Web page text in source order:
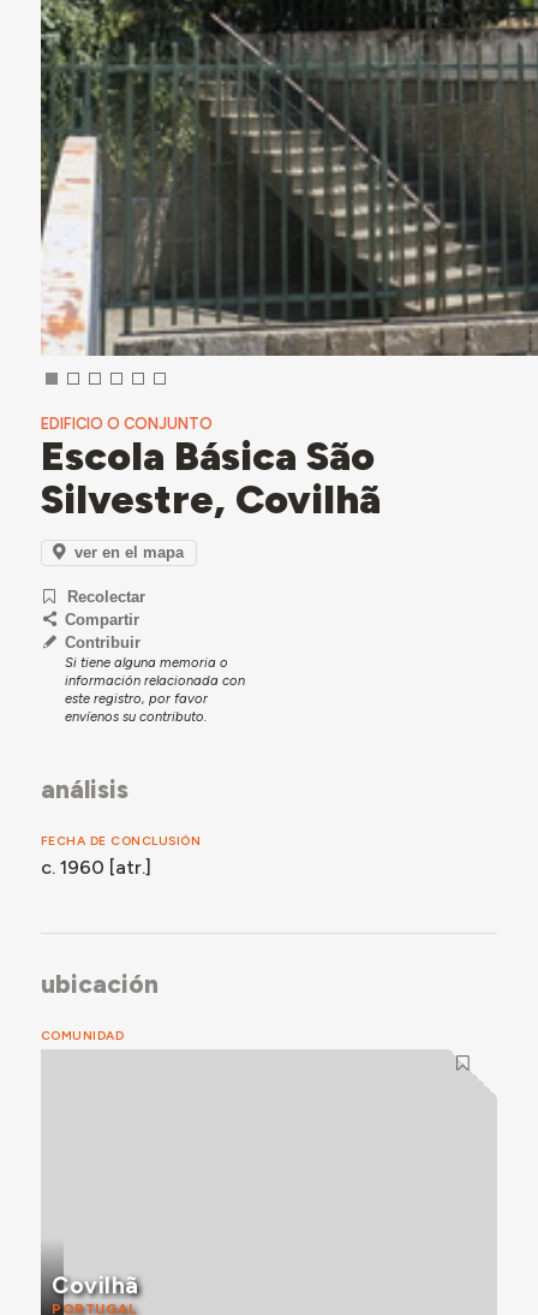
EDIFICIO O CONJUNTO
Escola Básica São
Silvestre, Covilhã
ver en el mapa
Recolectar
Compartir
Contribuir
Si tiene alguna memoria o
información relacionada con
este registro, por favor
envíenos su contributo.
análisis
FECHA DE CONCLUSIÓN
c. 1960 [atr.]
ubicación
COMUNIDAD
Covilhã
PORTUGAL